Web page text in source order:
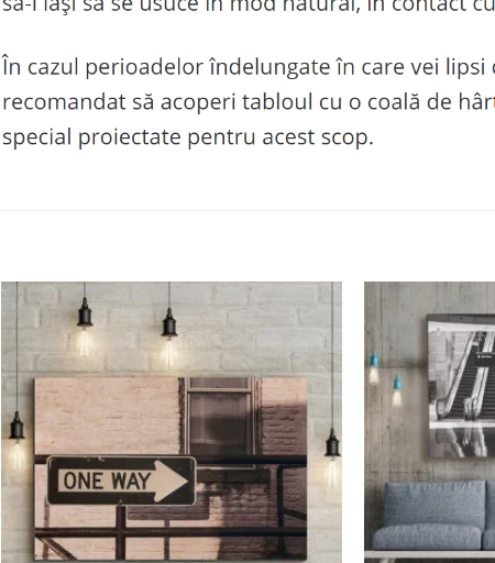
Adaugă
la
favorite